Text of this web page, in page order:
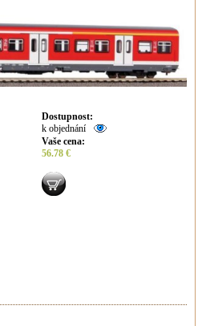
Dostupnost:
k objednání
Vaše cena:
56.78 €